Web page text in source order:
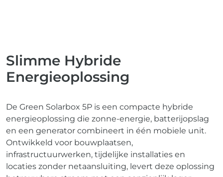
Slimme Hybride
Energieoplossing
De Green Solarbox 5P is een compacte hybride
energieoplossing die zonne-energie, batterijopslag
en een generator combineert in één mobiele unit.
Ontwikkeld voor bouwplaatsen,
infrastructuurwerken, tijdelijke installaties en
locaties zonder netaansluiting, levert deze oplossing